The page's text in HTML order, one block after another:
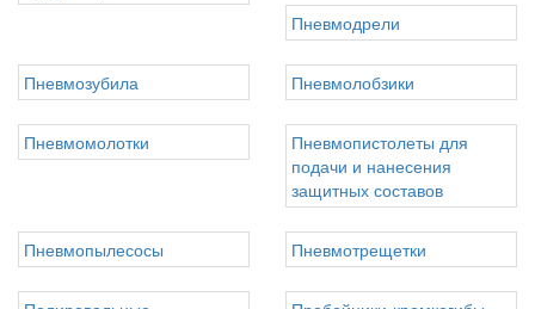
Пневмодрели
Пневмозубила Пневмолобзики
Пневмомолотки
Пневмопистолеты для
подачи и нанесения
защитных составов
Пневмопылесосы Пневмотрещетки